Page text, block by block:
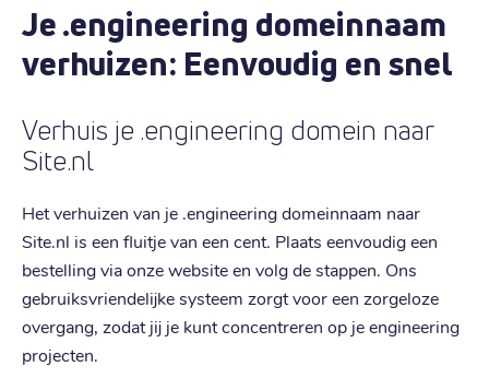
Je .engineering domeinnaam
verhuizen: Eenvoudig en snel
Verhuis je .engineering domein naar
Site.nl
Het verhuizen van je .engineering domeinnaam naar
Site.nl is een fluitje van een cent. Plaats eenvoudig een
bestelling via onze website en volg de stappen. Ons
gebruiksvriendelijke systeem zorgt voor een zorgeloze
overgang, zodat jij je kunt concentreren op je engineering
projecten.